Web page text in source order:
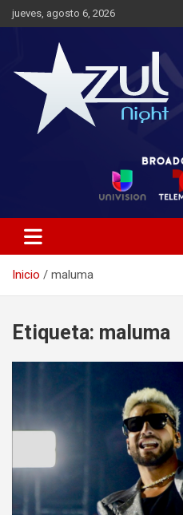
Saltar
al
jueves, agosto 6, 2026
Azul Night TV
Inicio maluma
Etiqueta: maluma